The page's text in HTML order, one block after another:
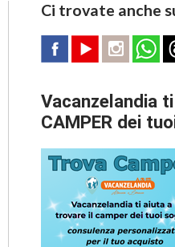
Ci trovate anche
Vacanzelandia
CAMPER dei